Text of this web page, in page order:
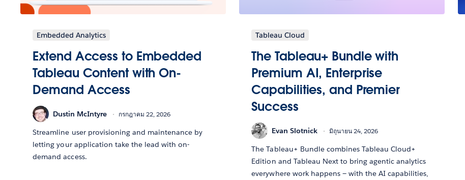
Embedded Analytics
Extend Access to Embedded
Tableau Content with On-
Demand Access
Dustin McIntyre กรกฎาคม 22, 2026
Streamline user provisioning and maintenance by
letting your application take the lead with on-
demand access.
Tableau Cloud
The Tableau+ Bundle with
Premium AI, Enterprise
Capabilities, and Premier
Success
Evan Slotnick มิถุนายน 24, 2026
The Tableau+ Bundle combines Tableau Cloud+
Edition and Tableau Next to bring agentic analytics
everywhere work happens — with the AI capabilities,